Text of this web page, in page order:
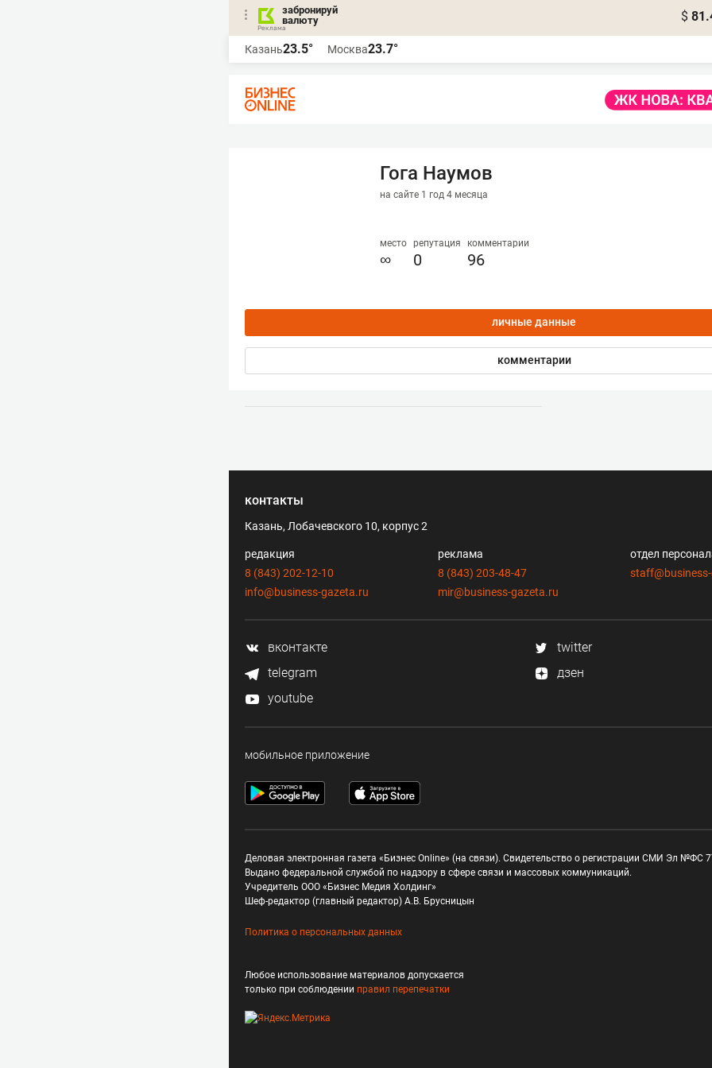
забронируй
валюту
$
Казань23.5° Москва23.7°
Гога Наумов
на сайте 1 год 4 месяца
место
∞
репутация
0
комментарии
96
личные данные
комментарии
контакты
Казань, Лобачевского 10, корпус 2
редакция
8 (843) 202-12-10
info@business-gazeta.ru
реклама
8 (843) 203-48-47
mir@business-gazeta.ru
отдел
вконтакте
twitter
telegram
дзен
youtube
мобильное приложение
Деловая электронная газета «Бизнес Online» (на связи). Свидетельство о регистрации СМИ Эл №ФС
Выдано федеральной службой по надзору в сфере связи и массовых коммуникаций.
Учредитель ООО «Бизнес Медия Холдинг»
Шеф-редактор (главный редактор) А.В. Брусницын
Политика о персональных данных
Любое использование материалов допускается
только при соблюдении правил перепечатки